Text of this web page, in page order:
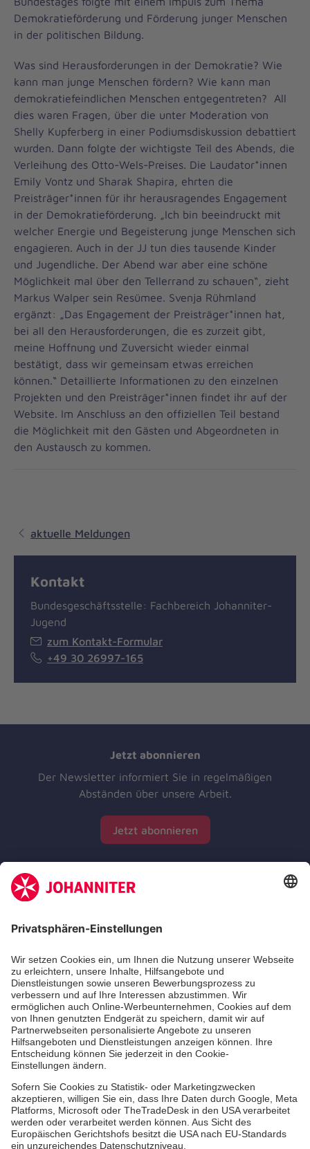
Demokratieförderung und Förderung junger Menschen
in der politischen Bildung.
Was sind Herausforderungen in der Demokratie? Wie
kann man junge Menschen fördern? Wie kann man
demokratiefeindlichen Menschen entgegentreten? All
dies waren Fragen, über die unter Moderation von
Shelly Kupferberg in einer Podiumsdiskussion debattiert
wurden. Dann folgte der wichtigste Teil des Abends, die
Verleihung des Otto-Wels-Preises. Die Laudator*innen
Emily Vontz und Sharak Shapira, ehrten die
Preisträger*innen für ihr herausragendes Engagement
in der Demokratieförderung. „Ich bin beeindruckt mit
welcher Energie und Begeisterung junge Menschen sich
engagieren. Auch in der JJ tun dies tausende Kinder
und Jugendliche. Der Abend war aber eine schöne
Möglichkeit mal über den Tellerrand zu schauen“, zieht
Markus Walper sein Resümee. Svenja Rühmland
ergänzt: „Das Engagement der Preisträger*innen hat,
bei all den Herausforderungen, die es zurzeit gibt,
meine Hoffnung und Zuversicht wieder einmal
bestätigt, dass wir gemeinsam etwas erreichen
können.“ Detaillierte Informationen zu den einzelnen
Projekten und den Preisträger*innen findet ihr auf der
Website. Im Anschluss an den offiziellen Teil bestand
die Möglichkeit mit den Gästen und Abgeordneten in
den Austausch zu kommen.
aktuelle Meldungen
Kontakt
Bundesgeschäftsstelle: Fachbereich Johanniter-
Jugend
zum Kontakt-Formular
+49 30 26997-165
Jetzt abonnieren
Der Newsletter informiert Sie in regelmäßigen
Abständen über unsere Arbeit.
Jetzt abonnieren
Zertifizierung der Johanniter-Unfall-Hilfe e.V.
Die Johanniter GmbH führt das Spendenzertifikat
des Deutschen Spendenrats e.V.
Dienste & Leistungen